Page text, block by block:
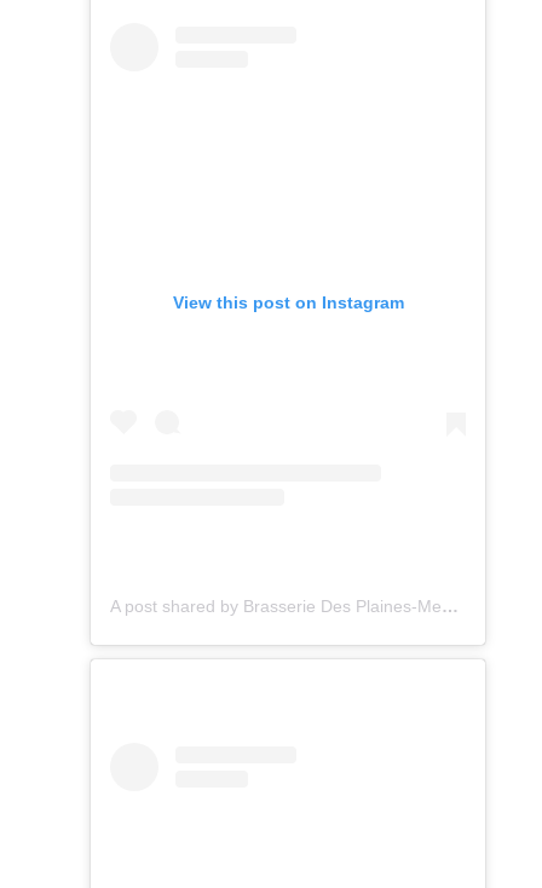
View this post on Instagram
A post shared by Brasserie Des Plaines-Meuse (@korus_hesbyone_murdehuy)